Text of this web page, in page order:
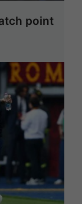
point